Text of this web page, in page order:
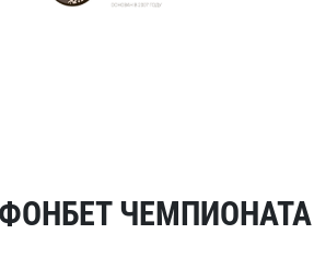
ЧЕМПИОНАТА